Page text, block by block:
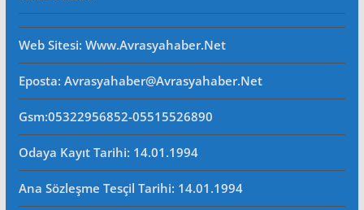
Web Sitesi: Www.avrasyahaber.net
Eposta: Avrasyahaber@avrasyahaber.net
Gsm:05322956852-05515526890
Odaya Kayıt Tarihi: 14.01.1994
Ana Sözleşme Tesçil Tarihi: 14.01.1994